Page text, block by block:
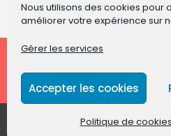
Nous utilisons des cookies pour
améliorer votre expérience sur
Gérer les services
Accepter les cookies
Politique de cookies
CFRA
Centre de
Centre de